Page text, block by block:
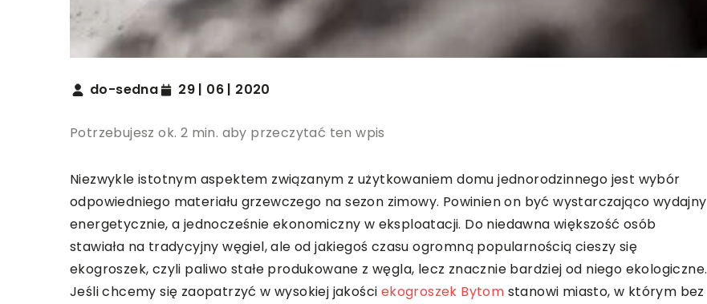
do-sedna 29 | 06 | 2020
Potrzebujesz ok. 2 min. aby przeczytać ten wpis
Niezwykle istotnym aspektem związanym z użytkowaniem domu jednorodzinnego jest wybór
odpowiedniego materiału grzewczego na sezon zimowy. Powinien on być wystarczająco wydajny
energetycznie, a jednocześnie ekonomiczny w eksploatacji. Do niedawna większość osób
stawiała na tradycyjny węgiel, ale od jakiegoś czasu ogromną popularnością cieszy się
ekogroszek, czyli paliwo stałe produkowane z węgla, lecz znacznie bardziej od niego ekologiczne.
Jeśli chcemy się zaopatrzyć w wysokiej jakości ekogroszek Bytom stanowi miasto, w którym bez